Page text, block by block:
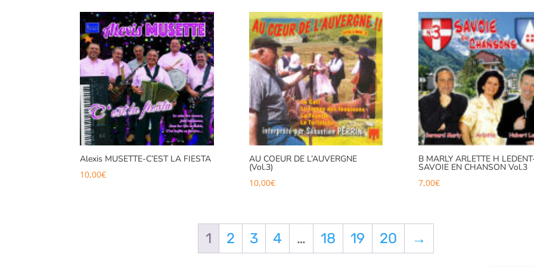
Alexis MUSETTE-C’EST LA FIESTA
10,00€
AU COEUR DE L’AUVERGNE
(Vol.3)
10,00€
B MARLY ARLETTE H
SAVOIE EN CHANSON Vol.3
7,00€
1 2 3 4 … 18 19 20 →